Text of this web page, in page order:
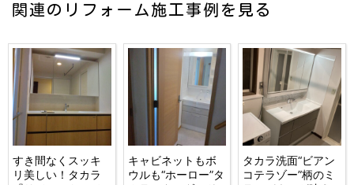
関連のリフォーム施工事例を見る
すき間なくスッキ
リ美しい！タカラ
キャビネットもボ
ウルも“ホーロー”タ
タカラ洗面“ビアン
コテラゾー”柄のミ